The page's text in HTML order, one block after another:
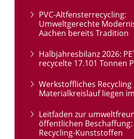
PVC-Altfensterrecycling:
Umweltgerechte
Aachen bereits Tradition
Halbjahresbilanz 2026:
recycelte 17.101 Tonnen
Werkstoffliches Recycling
Materialkreislauf liegen
Leitfaden zur
öffentlichen
Recycling-Kunststoffen